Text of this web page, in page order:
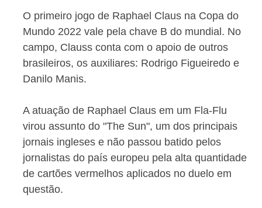
O primeiro jogo de Raphael Claus na Copa do
Mundo 2022 vale pela chave B do mundial. No
campo, Clauss conta com o apoio de outros
brasileiros, os auxiliares: Rodrigo Figueiredo e
Danilo Manis.
A atuação de Raphael Claus em um Fla-Flu
virou assunto do "The Sun", um dos principais
jornais ingleses e não passou batido pelos
jornalistas do país europeu pela alta quantidade
de cartões vermelhos aplicados no duelo em
questão.